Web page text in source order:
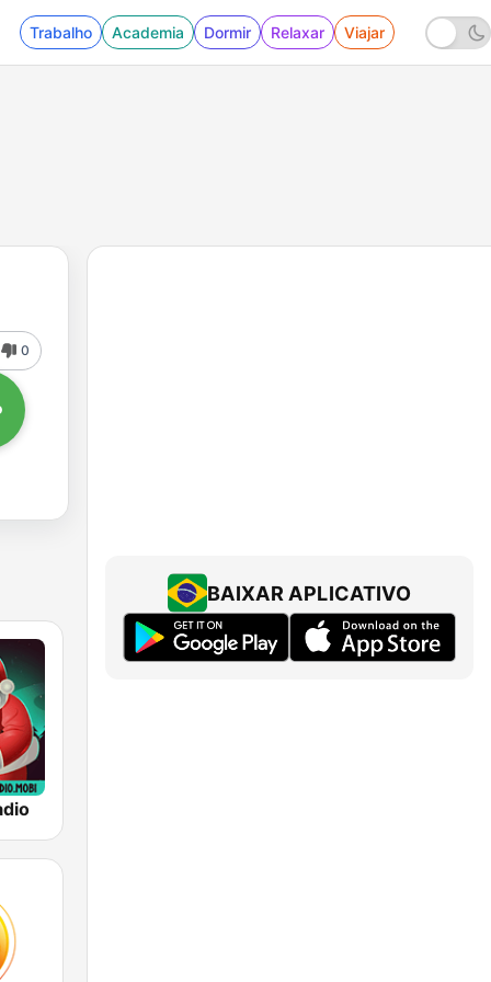
Trabalho Academia Dormir Relaxar Viajar
0
BAIXAR APLICATIVO